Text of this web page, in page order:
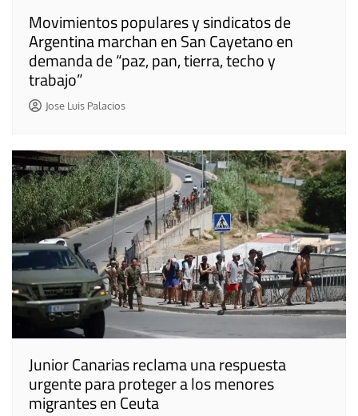
Movimientos populares y sindicatos de
Argentina marchan en San Cayetano en
demanda de “paz, pan, tierra, techo y
trabajo”
Jose Luis Palacios
Junior Canarias reclama una respuesta
urgente para proteger a los menores
migrantes en Ceuta